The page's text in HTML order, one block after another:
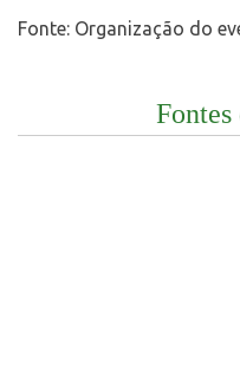
Fonte: Organização do
Fontes